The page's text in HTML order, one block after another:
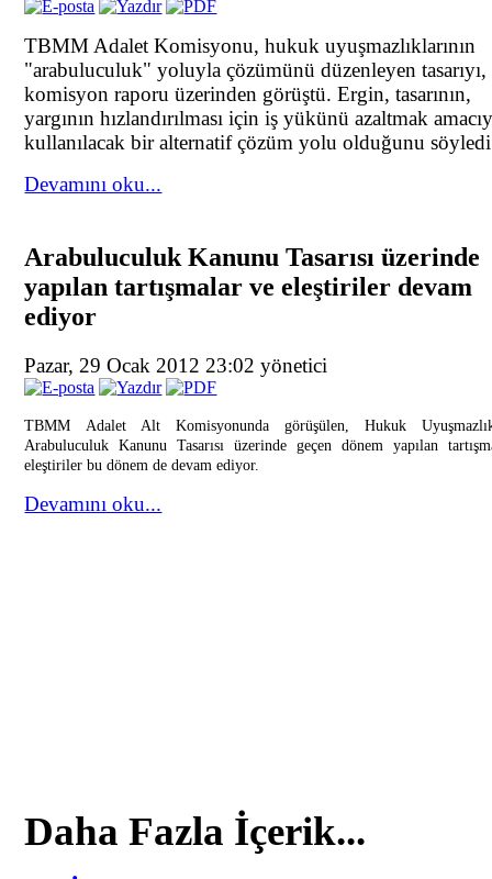
TBMM Adalet Komisyonu, hukuk uyuşmazlıklarının
"arabuluculuk" yoluyla çözümünü düzenleyen tasarıyı,
komisyon raporu üzerinden görüştü. Ergin, tasarının,
yargının hızlandırılması için iş yükünü azaltmak
kullanılacak bir alternatif çözüm yolu olduğunu
Devamını oku...
Arabuluculuk Kanunu Tasarısı üzerinde
yapılan tartışmalar ve eleştiriler devam
ediyor
Pazar, 29 Ocak 2012 23:02yönetici
TBMM Adalet Alt Komisyonunda görüşülen, Hukuk
Arabuluculuk Kanunu Tasarısı üzerinde geçen dönem yapılan
eleştiriler bu dönem de devam ediyor.
Devamını oku...
Daha Fazla İçerik...